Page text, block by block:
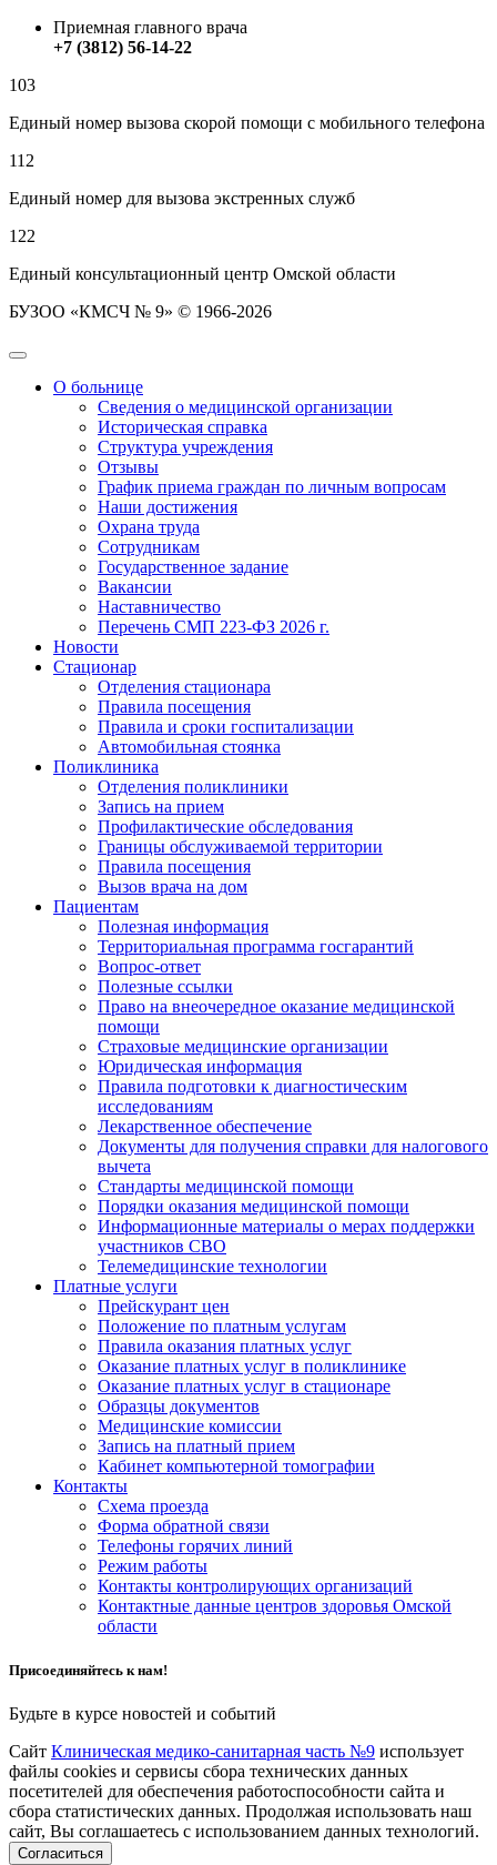
Приемная главного врача
+7 (3812) 56-14-22
103
Единый номер вызова скорой помощи с мобильного телефона
112
Единый номер для вызова экстренных служб
122
Единый консультационный центр Омской области
БУЗОО «КМСЧ № 9» © 1966-2026
О больнице
Сведения о медицинской организации
Историческая справка
Структура учреждения
Отзывы
График приема граждан по личным вопросам
Наши достижения
Охрана труда
Сотрудникам
Государственное задание
Вакансии
Наставничество
Перечень СМП 223-ФЗ 2026 г.
Новости
Стационар
Отделения стационара
Правила посещения
Правила и сроки госпитализации
Автомобильная стоянка
Поликлиника
Отделения поликлиники
Запись на прием
Профилактические обследования
Границы обслуживаемой территории
Правила посещения
Вызов врача на дом
Пациентам
Полезная информация
Территориальная программа госгарантий
Вопрос-ответ
Полезные ссылки
Право на внеочередное оказание медицинской
помощи
Страховые медицинские организации
Юридическая информация
Правила подготовки к диагностическим
исследованиям
Лекарственное обеспечение
Документы для получения справки для налогового
вычета
Стандарты медицинской помощи
Порядки оказания медицинской помощи
Информационные материалы о мерах поддержки
участников СВО
Телемедицинские технологии
Платные услуги
Прейскурант цен
Положение по платным услугам
Правила оказания платных услуг
Оказание платных услуг в поликлинике
Оказание платных услуг в стационаре
Образцы документов
Медицинские комиссии
Запись на платный прием
Кабинет компьютерной томографии
Контакты
Схема проезда
Форма обратной связи
Телефоны горячих линий
Режим работы
Контакты контролирующих организаций
Контактные данные центров здоровья Омской
области
Присоединяйтесь к нам!
Будьте в курсе новостей и событий
Сайт Клиническая медико-санитарная часть №9 использует
файлы cookies и сервисы сбора технических данных
посетителей для обеспечения работоспособности сайта и
сбора статистических данных. Продолжая использовать наш
сайт, Вы соглашаетесь с использованием данных технологий.
Согласиться